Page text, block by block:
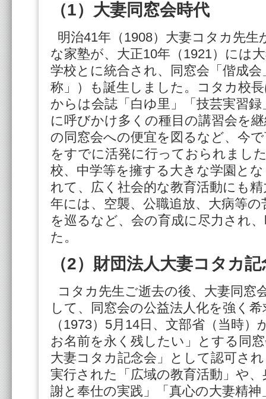
（1）大妻同窓会時代
明治41年（1908）大妻コタカ先
な家塾が、大正10年（1921）には
学校とに統合され、同窓会「偕成
称」）も誕生しました。コタカ校
からは会誌「白ゆ里」「技芸実習
に呼びかけ多くの種目の講習会を
の同窓会への便宜を図るなど、今
をすでに活発に行っておられまし
校、中学等を擁する大きな学園と
れて、広く社会的な教育活動にも
年には、空襲、公職追放、大病等
を巡るなど、会の育成に尽力され
た。
（2）財団法人大妻コタカ
コタカ先生ご逝去の後、大妻同窓
して、同窓会の公益法人化を強く
（1973）5月14日、文部省（当時
お名前を永く残したい」とする同
大妻コタカ記念会」として認可さ
実行された「広域の教育活動」や
謝と奉仕の実践」「真心の大妻精